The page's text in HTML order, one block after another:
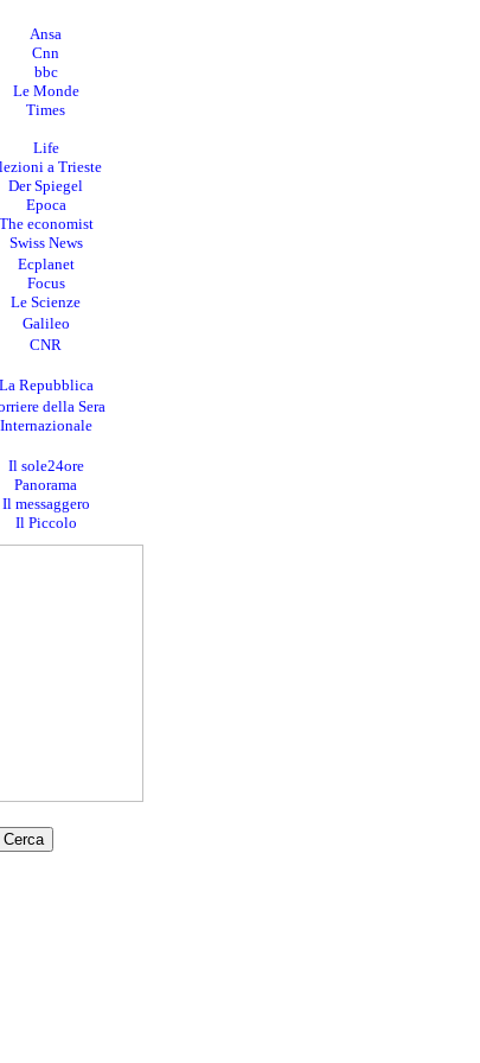
Ansa
Cnn
bbc
Le Monde
Times
Life
a Trieste
Der Spiegel
Epoca
economist
Swiss News
Ecplanet
Focus
Le Scienze
Galileo
CNR
Repubblica
della Sera
Internazionale
Il sole24ore
Panorama
Il messaggero
Il Piccolo